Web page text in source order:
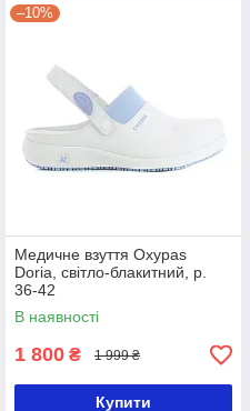
–10%
Медичне взуття Oxypas
Doria, світло-блакитний, р.
36-42
В наявності
1 800 ₴ 1 999 ₴
Купити